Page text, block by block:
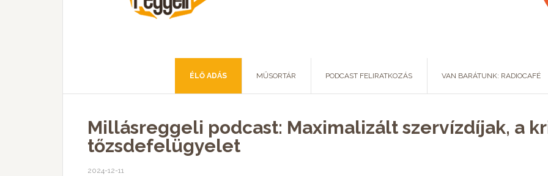
ÉLŐ ADÁS MŰSORTÁR PODCAST FELIRATKOZÁS VAN BARÁTUNK: RADIOCAFÉ
Millásreggeli podcast: Maximalizált szervízdíjak, a
tőzsdefelügyelet
2024-12-11